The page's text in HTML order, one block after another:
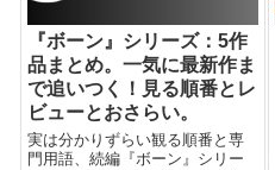
『ボーン』シリーズ：5作
品まとめ。一気に最新作ま
で追いつく！見る順番とレ
ビューとおさらい。
実は分かりずらい観る順番と専
門用語、続編『ボーン』シリー